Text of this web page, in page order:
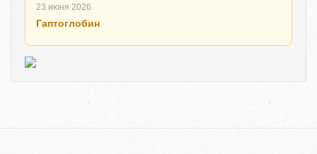
23 июня 2026
Гаптоглобин